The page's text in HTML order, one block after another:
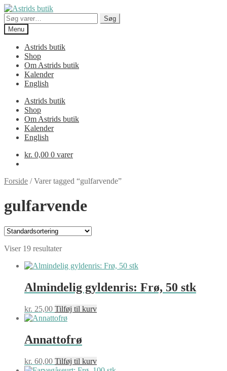
Spring
til
navigation
Spring
til
indhold
Søg
efter:
Søg
Menu
Astrids butik
Shop
Om Astrids butik
Kalender
English
Astrids butik
Shop
Om Astrids butik
Kalender
English
kr. 0,00 0 varer
Forside /Varer tagged “gulfarvende”
gulfarvende
Viser 19 resultater
Almindelig gyldenris: Frø, 50 stk
kr. 25,00 Tilføj til kurv
Annattofrø
kr. 60,00 Tilføj til kurv